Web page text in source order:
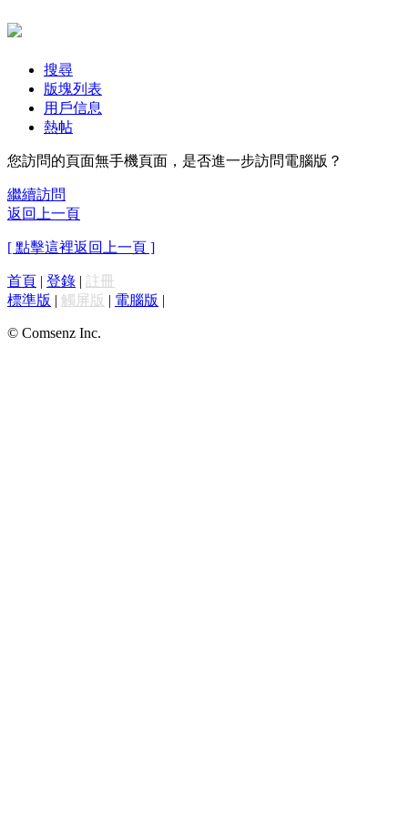
搜尋
版塊列表
用戶信息
熱帖
您訪問的頁面無手機頁面，是否進一步訪問電腦版？
繼續訪問
返回上一頁
[ 點擊這裡返回上一頁 ]
首頁 | 登錄 | 註冊
標準版 | 觸屏版 | 電腦版 |
© Comsenz Inc.